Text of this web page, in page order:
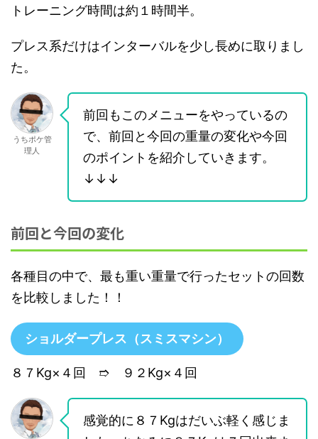
トレーニング時間は約１時間半。
プレス系だけはインターバルを少し長めに取りまし
た。
うちポケ管
理人
前回もこのメニューをやっているの
で、前回と今回の重量の変化や今回
のポイントを紹介していきます。
↓↓↓
前回と今回の変化
各種目の中で、最も重い重量で行ったセットの回数
を比較しました！！
ショルダープレス（スミスマシン）
８７Kg×４回 ➱ ９２Kg×４回
感覚的に８７Kgはだいぶ軽く感じま